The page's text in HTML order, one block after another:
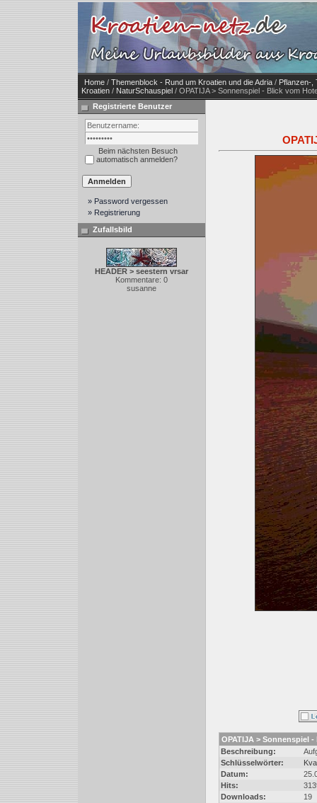
Home / Themenblock - Rund um Kroatien und die Adria / Pflanzen-,
Kroatien / NaturSchauspiel / OPATIJA > Sonnenspiel - Blick vom
Registrierte Benutzer
Beim nächsten Besuch
automatisch anmelden?
» Password vergessen
» Registrierung
Zufallsbild
HEADER > seestern vrsar
Kommentare: 0
susanne
OPATIJA > Sonnenspiel
Beschreibung:
Schlüsselwörter:
Datum:
Hits:
Downloads:
19